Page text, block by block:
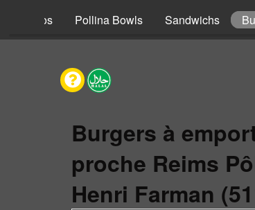
Tacos Pollina Bowls Sandwichs
Burgers à
proche Reims
Henri Farman